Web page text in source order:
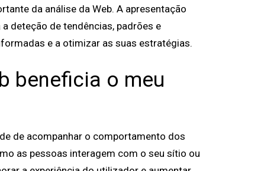
da análise da Web. A apresentação
deteção de tendências, padrões e
e a otimizar as suas estratégias.
beneficia o meu
de acompanhar o comportamento dos
as pessoas interagem com o seu sítio ou